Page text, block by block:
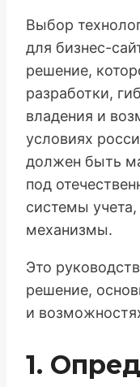
Выбор
для бизнес-
решение,
разработки,
владения и
условиях
должен быть
под
системы
механизмы.
Это
решение,
и
1.